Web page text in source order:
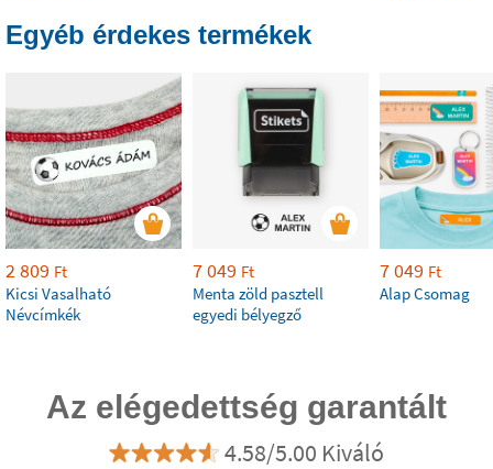
Egyéb érdekes termékek
2 809 Ft
Kicsi Vasalható
Névcímkék
7 049 Ft
Menta zöld pasztell
egyedi bélyegző
7 049 Ft
Alap Csomag
Az elégedettség garantált
4.58/5.00 Kiváló